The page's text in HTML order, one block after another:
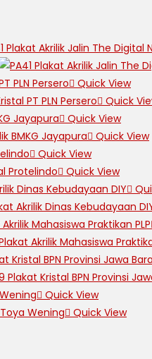
Quick View
Quick
Quick View
Quick View
Quick View
Quick View
Quick View
Quick View